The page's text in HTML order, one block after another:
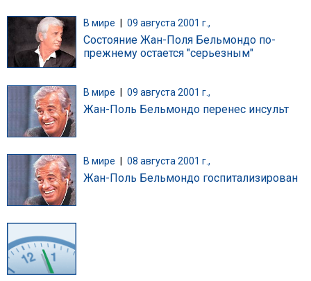
В мире 09 августа 2001 г.,
Состояние Жан-Поля Бельмондо по-
прежнему остается "серьезным"
В мире 09 августа 2001 г.,
Жан-Поль Бельмондо перенес инсульт
В мире 08 августа 2001 г.,
Жан-Поль Бельмондо госпитализирован